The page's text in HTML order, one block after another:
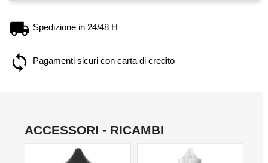
Spedizione in 24/48 H
Pagamenti sicuri con carta di credito
ACCESSORI - RICAMBI